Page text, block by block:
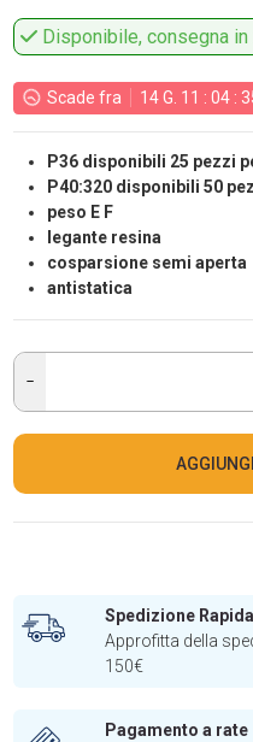
Disponibile, consegna
Scade fra 14G. 11 : 04:
P36 disponibili 25 pezzi
P40:320 disponibili 50
peso E F
legante resina
cosparsione semi aperta
antistatica
Spedizione
Approfitta della
150€
Pagamento a rate